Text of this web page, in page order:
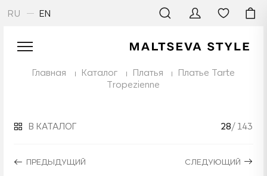
RU EN
Главная Каталог Платья
Платье Tarte
Tropezienne
В КАТАЛОГ
ПРЕДЫДУЩИЙ
28/ 143
СЛЕДУЮЩИЙ